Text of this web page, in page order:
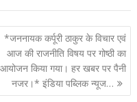
*जननायक कर्पूरी ठाकुर के विचार एवं
आज की राजनीति विषय पर गोष्ठी का
आयोजन किया गया। हर खबर पर पैनी
नजर।* इंडिया पब्लिक न्यूज…